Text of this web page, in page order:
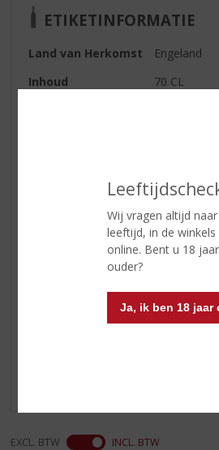
Wij vragen altijd
leeftijd, in de
online. Bent u 18
ouder?
Ja, ik ben 18 jaar
ETIKETINFORMATIE
Land van Herkomst
Engeland
Inhoud
70 CL
een volledig
soort met
een rijk en
zoetheid
Reviews
EXCL. BTW INCL. BTW